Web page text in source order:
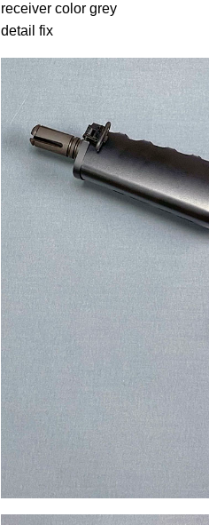
receiver color grey
detail fix